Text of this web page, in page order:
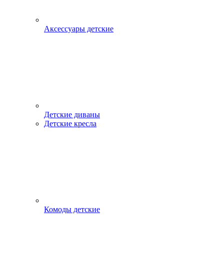
Аксессуары детские
Детские диваны
Детские кресла
Комоды детские